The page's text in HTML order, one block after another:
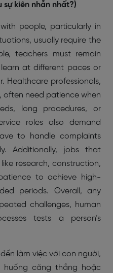
kiên nhẫn nhất?)
people, particularly in
usually require the
teachers must remain
at different paces or
Healthcare professionals,
often need patience when
long procedures, or
roles also demand
to handle complaints
Additionally, jobs that
research, construction,
to achieve high-
periods. Overall, any
challenges, human
tests a person’s
làm việc với con người,
căng thẳng hoặc